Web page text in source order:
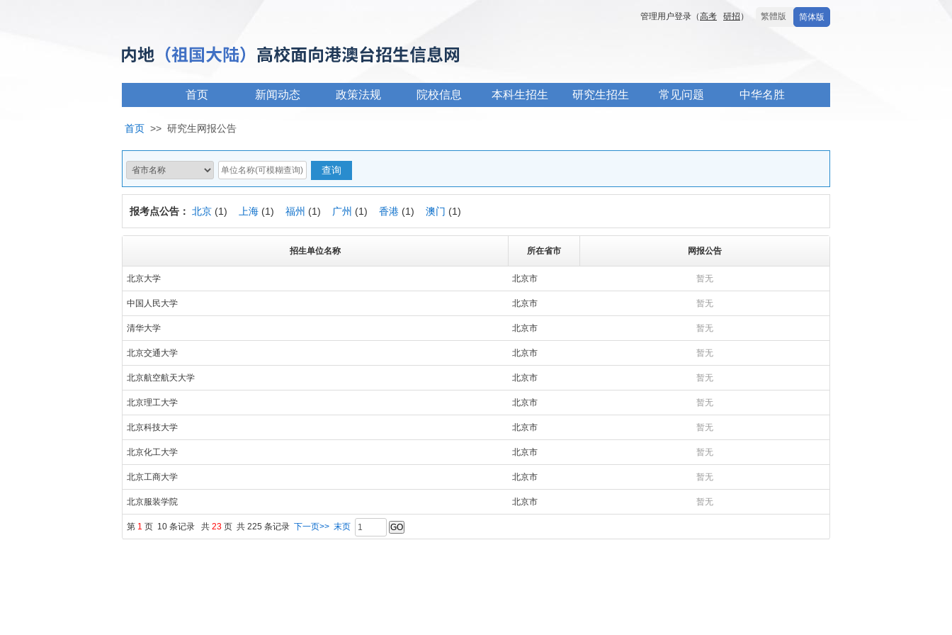
简体版
繁體版
管理用户登录（高考 研招 ）
首页 新闻动态 政策法规 院校信息 本科生招生 研究生招生 常见问题 中华名胜
首页 >> 研究生网报公告
报考点公告： 北京 (1) 上海 (1) 福州 (1) 广州 (1) 香港 (1) 澳门 (1)
招生单位名称 所在省市 网报公告
北京大学 北京市 暂无
中国人民大学 北京市 暂无
清华大学 北京市 暂无
北京交通大学 北京市 暂无
北京航空航天大学 北京市 暂无
北京理工大学 北京市 暂无
北京科技大学 北京市 暂无
北京化工大学 北京市 暂无
北京工商大学 北京市 暂无
北京服装学院 北京市 暂无
第 1 页 10 条记录 共 23 页 共 225 条记录 下一页>> 末页